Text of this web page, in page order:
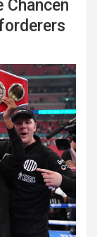
Chancen